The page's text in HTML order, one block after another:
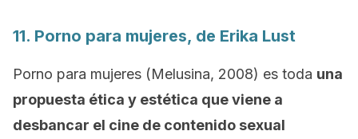
11. Porno para mujeres, de Erika Lust
Porno para mujeres (Melusina, 2008) es toda una
propuesta ética y estética que viene a
desbancar el cine de contenido sexual